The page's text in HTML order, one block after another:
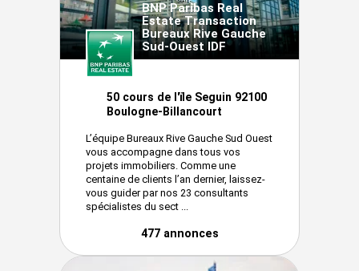
BNP Paribas Real
Estate Transaction
Bureaux Rive Gauche
Sud-Ouest IDF
50 cours de l'ïle Seguin 92100
Boulogne-Billancourt
L’équipe Bureaux Rive Gauche Sud Ouest
vous accompagne dans tous vos
projets immobiliers. Comme une
centaine de clients l’an dernier, laissez-
vous guider par nos 23 consultants
spécialistes du sect ...
477 annonces